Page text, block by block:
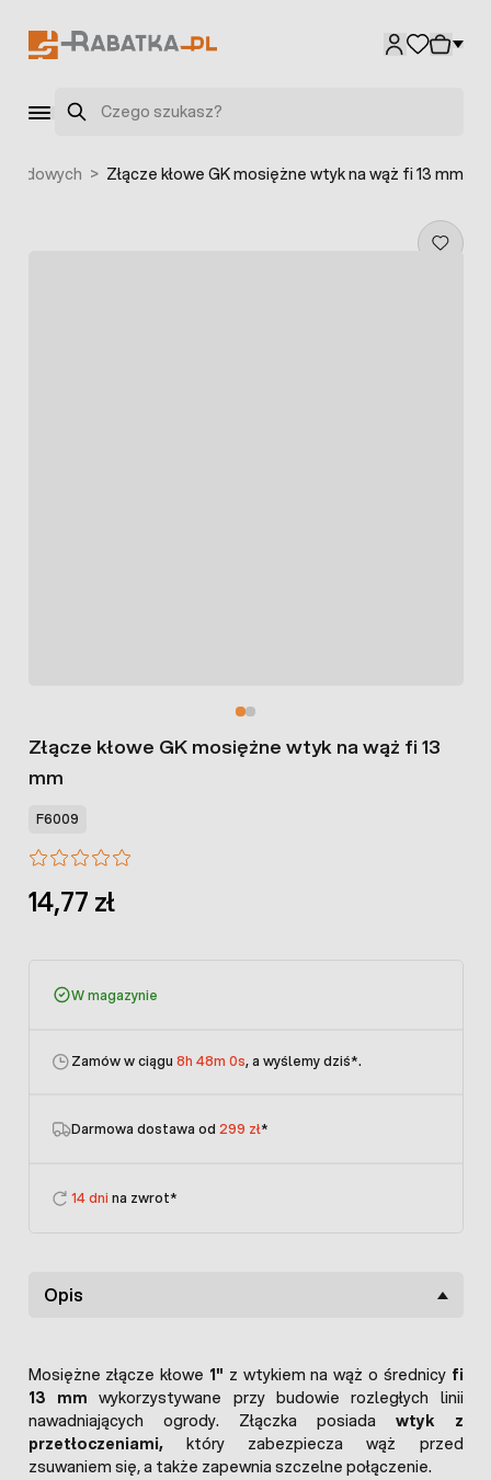
Szukaj
> Złącze kłowe GK mosiężne wtyk na wąż fi 13 mm
Złącze kłowe GK mosiężne wtyk na wąż fi 13
mm
F6009
14,77 zł
W magazynie
Zamów w ciągu 8h 48m 0s, a wyślemy dziś*.
Darmowa dostawa od 299 zł*
14 dni na zwrot*
Opis
Mosiężne złącze kłowe 1" z wtykiem na wąż o średnicy fi
13 mmwykorzystywane przy budowie rozległych linii
nawadniających ogrody. Złączka posiadawtyk z
przetłoczeniami,który zabezpiecza wąż przed
zsuwaniem się, a także zapewnia szczelne połączenie.